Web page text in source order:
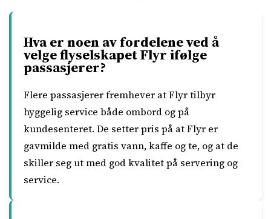
Hva er noen av fordelene ved å
velge flyselskapet Flyr ifølge
passasjerer?
Flere passasjerer fremhever at Flyr tilbyr
hyggelig service både ombord og på
kundesenteret. De setter pris på at Flyr er
gavmilde med gratis vann, kaffe og te, og at de
skiller seg ut med god kvalitet på servering og
service.